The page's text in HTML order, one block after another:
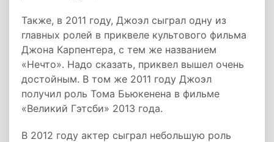
Также, в 2011 году, Джоэл сыграл одну из
главных ролей в приквеле культового фильма
Джона Карпентера, с тем же названием
«Нечто». Надо сказать, приквел вышел очень
достойным. В том же 2011 году Джоэл
получил роль Тома Бьюкенена в фильме
«Великий Гэтсби» 2013 года.
В 2012 году актер сыграл небольшую роль